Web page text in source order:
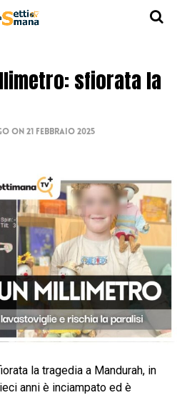
sfiorata la
on 21 Febbraio 2025
la tragedia a Mandurah, in
anni è inciampato ed è